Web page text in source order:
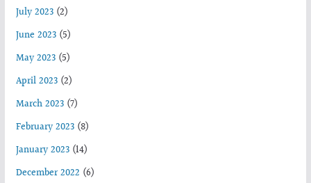
July 2023(2)
June 2023(5)
May 2023(5)
April 2023(2)
March 2023(7)
February 2023(8)
January 2023(14)
December 2022 (6)